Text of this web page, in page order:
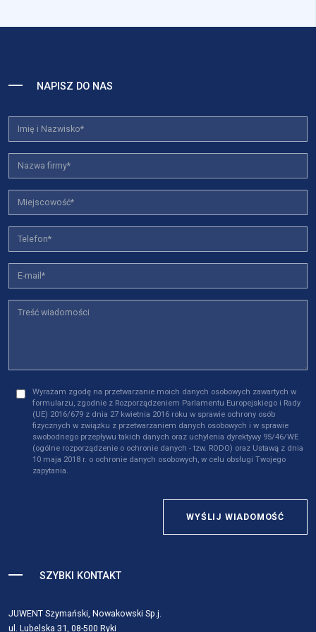
SZYBKI KONTAKT
JUWENT Szymański, Nowakowski Sp.j.
ul. Lubelska 31, 08-500 Ryki
NAPISZ DO NAS
Wyrażam zgodę na przetwarzanie moich danych osobowych zawartych w
formularzu, zgodnie z Rozporządzeniem Parlamentu Europejskiego i Rady
(UE) 2016/679 z dnia 27 kwietnia 2016 roku w sprawie ochrony osób
fizycznych w związku z przetwarzaniem danych osobowych i w sprawie
swobodnego przepływu takich danych oraz uchylenia dyrektywy 95/46/WE
(ogólne rozporządzenie o ochronie danych - tzw. RODO) oraz Ustawą z dnia
10 maja 2018 r. o ochronie danych osobowych, w celu obsługi Twojego
zapytania.
WYŚLIJ WIADOMOŚĆ